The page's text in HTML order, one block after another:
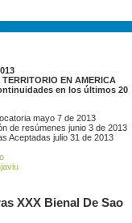
EN AMERICA
en los últimos 20
mayo 7 de 2013
de resúmenes junio 3 de 2013
Aceptadas julio 31 de 2013
XXX Bienal De Sao